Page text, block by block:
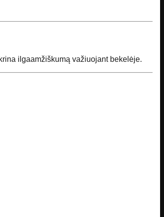
ilgaamžiškumą važiuojant bekelėje.